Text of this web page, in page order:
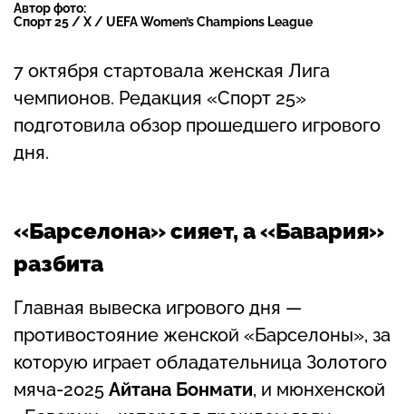
Автор фото:
Спорт 25 / X / UEFA Women’s Champions League
7 октября стартовала женская Лига
чемпионов. Редакция «Спорт 25»
подготовила обзор прошедшего игрового
дня.
«Барселона» сияет, а «Бавария»
разбита
Главная вывеска игрового дня —
противостояние женской «Барселоны», за
которую играет обладательница Золотого
мяча-2025 Айтана Бонмати, и мюнхенской